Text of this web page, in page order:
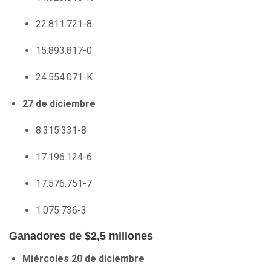
22.811.721-8
15.893.817-0
24.554.071-K
27 de diciembre
8.315.331-8
17.196.124-6
17.576.751-7
1.075.736-3
Ganadores de $2,5 millones
Miércoles 20 de diciembre